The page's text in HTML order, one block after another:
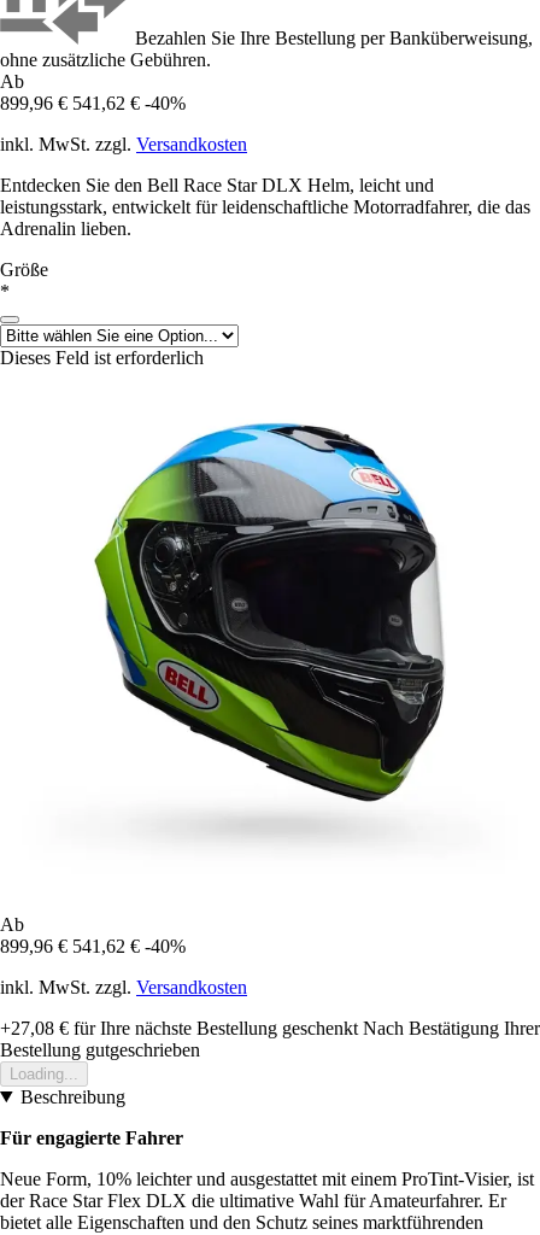
Bezahlen Sie Ihre Bestellung per Banküberweisung,
ohne zusätzliche Gebühren.
Ab
899,96 € 541,62 € -40%
inkl. MwSt. zzgl. Versandkosten
Entdecken Sie den Bell Race Star DLX Helm, leicht und
leistungsstark, entwickelt für leidenschaftliche Motorradfahrer, die das
Adrenalin lieben.
Größe
*
Dieses Feld ist erforderlich
Ab
899,96 € 541,62 € -40%
inkl. MwSt. zzgl. Versandkosten
+27,08 € für Ihre nächste Bestellung geschenkt Nach Bestätigung Ihrer
Bestellung gutgeschrieben
Loading...
Beschreibung
Für engagierte Fahrer
Neue Form, 10% leichter und ausgestattet mit einem ProTint-Visier, ist
der Race Star Flex DLX die ultimative Wahl für Amateurfahrer. Er
bietet alle Eigenschaften und den Schutz seines marktführenden